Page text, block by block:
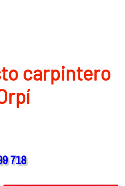
carpintero
718